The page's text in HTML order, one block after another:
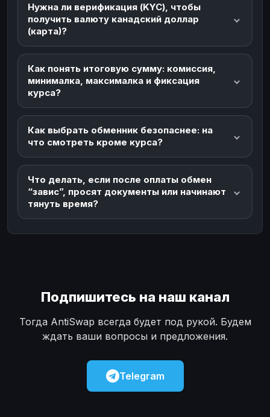
Нужна ли верификация (KYC), чтобы
получить валюту канадский доллар
(карта)?
Как понять итоговую сумму: комиссия,
минималка, максималка и фиксация
курса?
Как выбрать обменник безопаснее: на
что смотреть кроме курса?
Что делать, если после оплаты обмен
“завис”, просят документы или начинают
тянуть время?
Подпишитесь на наш канал
Тогда AntiSwap всегда будет под рукой. Будем
ждать ваши вопросы и предложения.
Telegram